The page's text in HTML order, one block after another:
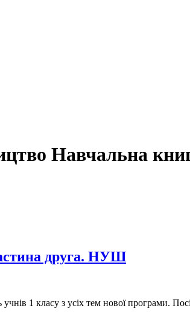
Навчальна
друга. НУШ
1 класу з усіх тем нової програми.